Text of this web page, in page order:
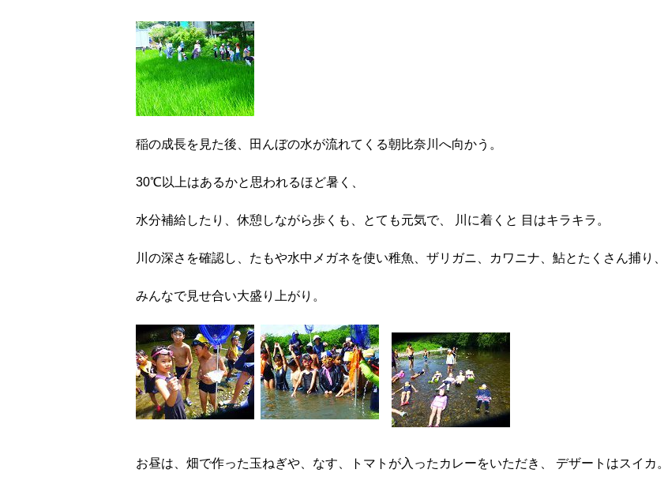
稲の成長を見た後、田んぼの水が流れてくる朝比奈川へ向かう。
30℃以上はあるかと思われるほど暑く、
水分補給したり、休憩しながら歩くも、とても元気で、 川に着くと 目はキラキラ。
川の深さを確認し、たもや水中メガネを使い稚魚、ザリガニ、カワニナ、鮎とたくさん捕り、
みんなで見せ合い大盛り上がり。
お昼は、畑で作った玉ねぎや、なす、トマトが入ったカレーをいただき、 デザートはスイカ。